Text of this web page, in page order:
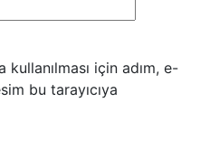
için adım, e-
bu tarayıcıya